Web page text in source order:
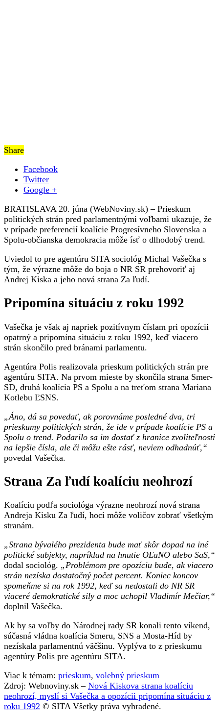
Share
Facebook
Twitter
Google +
BRATISLAVA 20. júna (WebNoviny.sk) – Prieskum
politických strán pred parlamentnými voľbami ukazuje, že
v prípade preferencií koalície Progresívneho Slovenska a
Spolu-občianska demokracia môže ísť o dlhodobý trend.
Uviedol to pre agentúru SITA sociológ Michal Vašečka s
tým, že výrazne môže do boja o NR SR prehovoriť aj
Andrej Kiska a jeho nová strana Za ľudí.
Pripomína situáciu z roku 1992
Vašečka je však aj napriek pozitívnym číslam pri opozícii
opatrný a pripomína situáciu z roku 1992, keď viacero
strán skončilo pred bránami parlamentu.
Agentúra Polis realizovala prieskum politických strán pre
agentúru SITA. Na prvom mieste by skončila strana Smer-
SD, druhá koalícia PS a Spolu a na treťom strana Mariana
Kotlebu ĽSNS.
„Áno, dá sa povedať, ak porovnáme posledné dva, tri
prieskumy politických strán, že ide v prípade koalície PS a
Spolu o trend. Podarilo sa im dostať z hranice zvoliteľnosti
na lepšie čísla, ale či môžu ešte rásť, neviem odhadnúť,“
povedal Vašečka.
Strana Za ľudí koalíciu neohrozí
Koalíciu podľa sociológa výrazne neohrozí nová strana
Andreja Kisku Za ľudí, hoci môže voličov zobrať všetkým
stranám.
„Strana bývalého prezidenta bude mať skôr dopad na iné
politické subjekty, napríklad na hnutie OĽaNO alebo SaS,“
dodal sociológ. „Problémom pre opozíciu bude, ak viacero
strán nezíska dostatočný počet percent. Koniec koncov
spomeňme si na rok 1992, keď sa nedostali do NR SR
viaceré demokratické sily a moc uchopil Vladimír Mečiar,“
doplnil Vašečka.
Ak by sa voľby do Národnej rady SR konali tento víkend,
súčasná vládna koalícia Smeru, SNS a Mosta-Híd by
nezískala parlamentnú väčšinu. Vyplýva to z prieskumu
agentúry Polis pre agentúru SITA.
Viac k témam: prieskum, volebný prieskum
Zdroj: Webnoviny.sk – Nová Kiskova strana koalíciu
neohrozí, myslí si Vašečka a opozícii pripomína situáciu z
roku 1992 © SITA Všetky práva vyhradené.